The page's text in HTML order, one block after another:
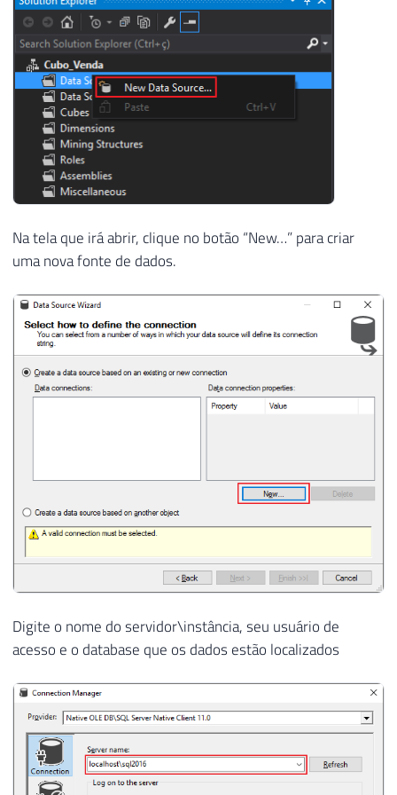
92
93
94
95
96
97
98
99
100
101
103
104
(SELECT TOP 1 Codigo FROM
DATEADD(DAY
        Preco
AS Vl_Venda
FROM
        dbo
.Dim_Produto
ORDER BY
SET @Contador += 1
END
Na tela que irá abrir, clique no botão “New…” para criar
uma nova fonte de dados.
Digite o nome do servidor\instância, seu usuário de
acesso e o database que os dados estão localizados